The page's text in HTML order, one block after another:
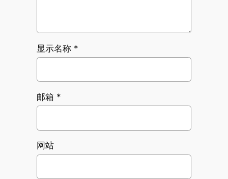
显示名称 *
邮箱 *
网站